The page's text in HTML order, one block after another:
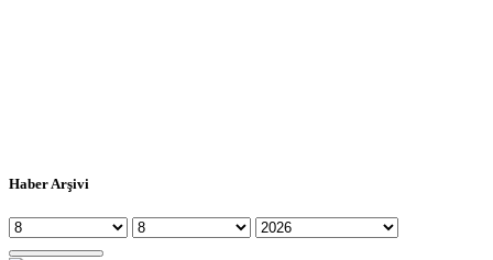
Haber Arşivi